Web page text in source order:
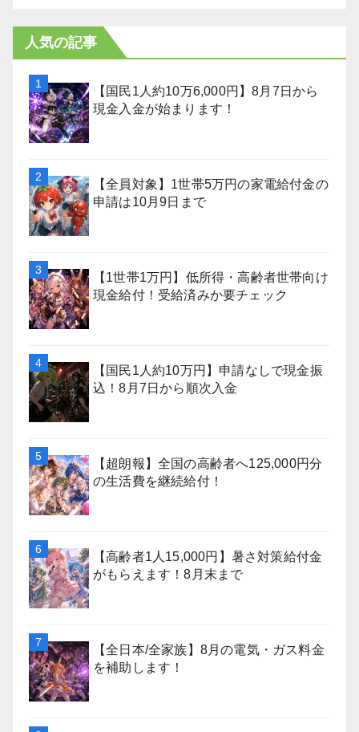
人気の記事
【国民1人約10万6,000円】8月7日から
現金入金が始まります！
【全員対象】1世帯5万円の家電給付金の
申請は10月9日まで
【1世帯1万円】低所得・高齢者世帯向け
現金給付！受給済みか要チェック
【国民1人約10万円】申請なしで現金振
込！8月7日から順次入金
【超朗報】全国の高齢者へ125,000円分
の生活費を継続給付！
【高齢者1人15,000円】暑さ対策給付金
がもらえます！8月末まで
【全日本/全家族】8月の電気・ガス料金
を補助します！